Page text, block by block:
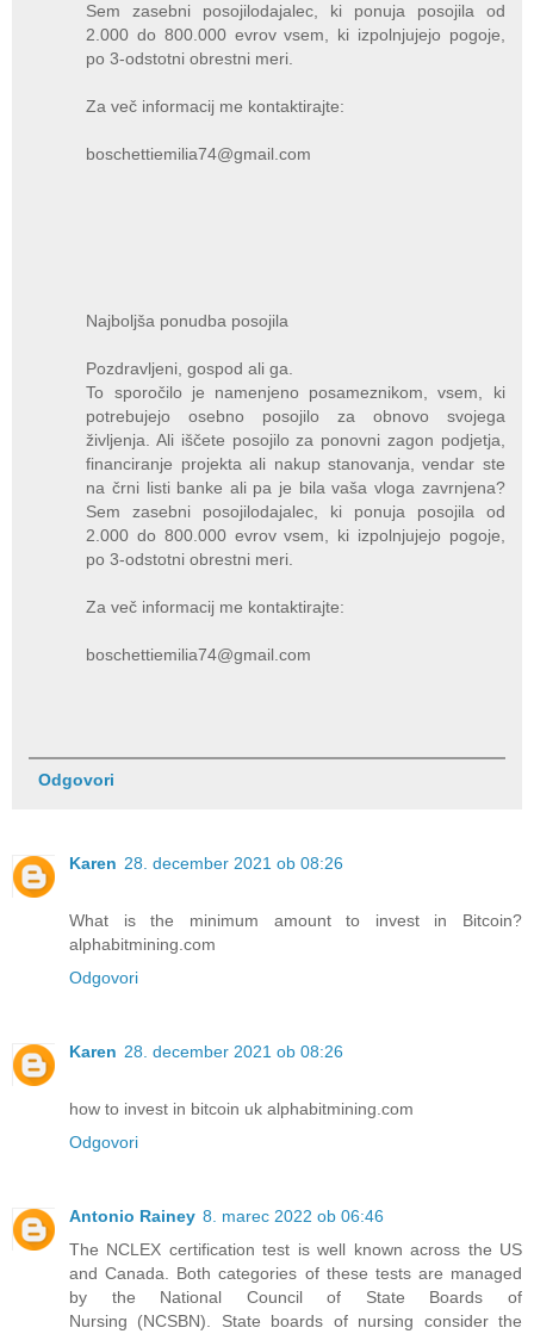
Sem zasebni posojilodajalec, ki ponuja posojila od
2.000 do 800.000 evrov vsem, ki izpolnjujejo pogoje,
po 3-odstotni obrestni meri.
Za več informacij me kontaktirajte:
boschettiemilia74@gmail.com
Najboljša ponudba posojila
Pozdravljeni, gospod ali ga.
To sporočilo je namenjeno posameznikom, vsem, ki
potrebujejo osebno posojilo za obnovo svojega
življenja. Ali iščete posojilo za ponovni zagon podjetja,
financiranje projekta ali nakup stanovanja, vendar ste
na črni listi banke ali pa je bila vaša vloga zavrnjena?
Sem zasebni posojilodajalec, ki ponuja posojila od
2.000 do 800.000 evrov vsem, ki izpolnjujejo pogoje,
po 3-odstotni obrestni meri.
Za več informacij me kontaktirajte:
boschettiemilia74@gmail.com
Odgovori
Karen 28. december 2021 ob 08:26
What is the minimum amount to invest in Bitcoin?
alphabitmining.com
Odgovori
Karen 28. december 2021 ob 08:26
how to invest in bitcoin uk alphabitmining.com
Odgovori
Antonio Rainey 8. marec 2022 ob 06:46
The NCLEX certification test is well known across the US
and Canada. Both categories of these tests are managed
by the National Council of State Boards of
Nursing (NCSBN). State boards of nursing consider the